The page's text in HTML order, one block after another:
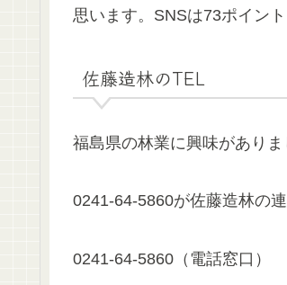
思います。SNSは73ポイン
佐藤造林のTEL
福島県の林業に興味があり
0241-64-5860が佐藤造林の連
0241-64-5860（電話窓口）